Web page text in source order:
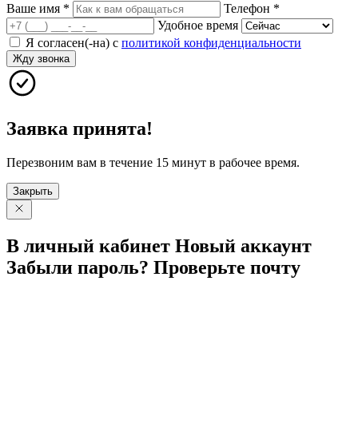
Ваше имя * Телефон *
Удобное время
Я согласен(-на) с политикой конфиденциальности
Жду звонка
Заявка принята!
Перезвоним вам в течение 15 минут в рабочее время.
Закрыть
В личный кабинет Новый аккаунт
Забыли пароль? Проверьте почту